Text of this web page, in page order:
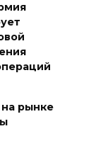
рынке